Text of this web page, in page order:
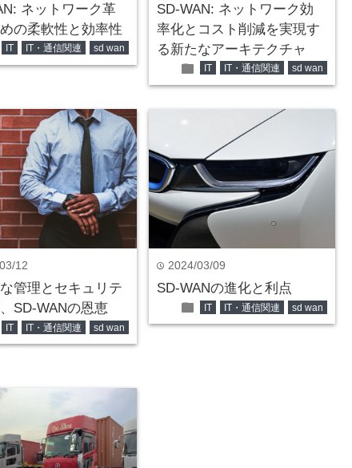
ネットワーク革
の柔軟性と効率性
IT IT・通信関連 sd wan
SD-WAN: ネットワーク効
率化とコスト削減を実現す
る新たなアーキテクチャ
folder IT IT・通信関連 sd wan
12
管理とセキュリテ
SD-WANの恩恵
IT IT・通信関連 sd wan
time 2024/03/09
SD-WANの進化と利点
folder IT IT・通信関連 sd wan